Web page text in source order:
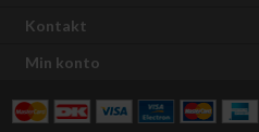
Kontakt
Min konto